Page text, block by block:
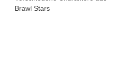
Brawl Stars